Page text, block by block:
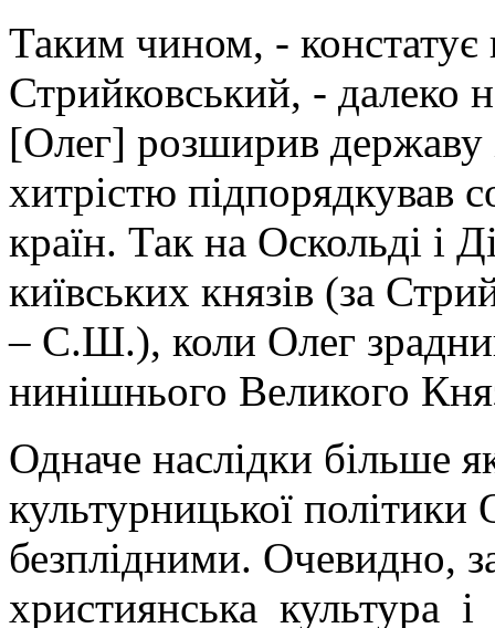
Таким чином, -
Стрийковський, - далеко
[Олег] розширив державу
хитрістю підпорядкував
країн. Так на Оскольді і
київських князів (за
– С.Ш.), коли Олег
нинішнього Великого
Одначе наслідки більше
культурницької
безплідними. Очевидно,
християнська культура